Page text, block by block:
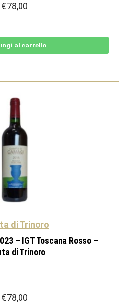
€78,00
al carrello
di Trinoro
– IGT Toscana Rosso –
di Trinoro
€78,00